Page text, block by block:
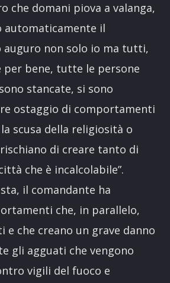
che domani piova a valanga,
automaticamente il
auguro non solo io ma tutti,
bene, tutte le persone
stancate, si sono
ostaggio di comportamenti
scusa della religiosità o
di creare tanto di
che è incalcolabile”.
il comandante ha
che, in parallelo,
e che creano un grave danno
gli agguati che vengono
vigili del fuoco e